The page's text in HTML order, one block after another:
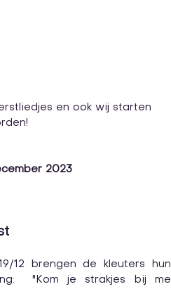
en ook wij starten
2023
12 brengen de kleuters hun
"Kom je strakjes bij me